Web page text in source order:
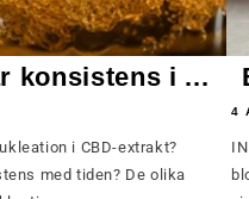
konsistens i ...
i CBD-extrakt?
med tiden? De olika
4